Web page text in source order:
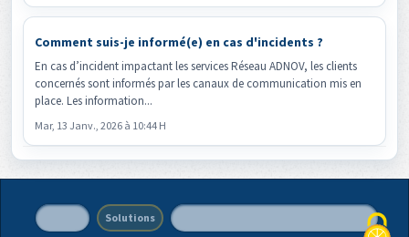
Comment suis-je informé(e) en cas d'incidents ?
En cas d’incident impactant les services Réseau ADNOV, les clients
concernés sont informés par les canaux de communication mis en
place. Les information...
Mar, 13 Janv., 2026 à 10:44 H
Solutions Politique de protection des données